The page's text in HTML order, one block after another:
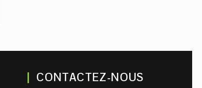
CONTACTEZ-NOUS